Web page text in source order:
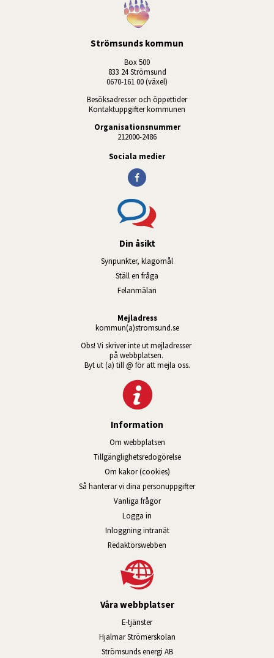
Strömsunds kommun
Box 500
833 24 Strömsund
0670-161 00 (växel)
Besöksadresser och öppettider
Kontaktuppgifter kommunen
Organisationsnummer
212000-2486
Sociala medier
Din åsikt
Synpunkter, klagomål
Ställ en fråga
Felanmälan
Mejladress
kommun(a)stromsund.se
Obs! Vi skriver inte ut mejladresser
på webbplatsen.
Byt ut (a) till @ för att mejla oss.
Information
Om webbplatsen
Tillgänglig­hets­redo­görelse
Om kakor (cookies)
Så hanterar vi dina personuppgifter
Vanliga frågor
Logga in
Inloggning intranätÖppnas i nytt fönster.
Redaktörswebben
Våra webbplatser
E-tjänsterLänk till annan webbplats, öppnas i
Hjalmar StrömerskolanLänk till annan webbplats,
Strömsunds energi ABLänk till annan webbplats,